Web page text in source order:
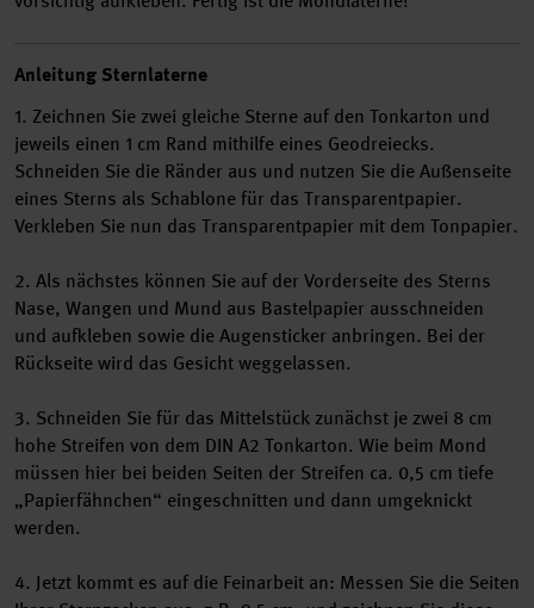
Anleitung Sternlaterne
1. Zeichnen Sie zwei gleiche Sterne auf den Tonkarton und
jeweils einen 1 cm Rand mithilfe eines Geodreiecks.
Schneiden Sie die Ränder aus und nutzen Sie die Außenseite
eines Sterns als Schablone für das Transparentpapier.
Verkleben Sie nun das Transparentpapier mit dem Tonpapier.
2. Als nächstes können Sie auf der Vorderseite des Sterns
Nase, Wangen und Mund aus Bastelpapier ausschneiden
und aufkleben sowie die Augensticker anbringen. Bei der
Rückseite wird das Gesicht weggelassen.
3. Schneiden Sie für das Mittelstück zunächst je zwei 8 cm
hohe Streifen von dem DIN A2 Tonkarton. Wie beim Mond
müssen hier bei beiden Seiten der Streifen ca. 0,5 cm tiefe
„Papierfähnchen“ eingeschnitten und dann umgeknickt
werden.
4. Jetzt kommt es auf die Feinarbeit an: Messen Sie die Seiten